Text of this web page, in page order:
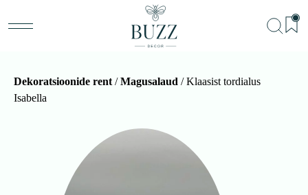
Dekoratsioonide rent /Magusalaud / Klaasist tordialus
Isabella